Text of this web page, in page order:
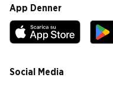
App Denner
Social Media